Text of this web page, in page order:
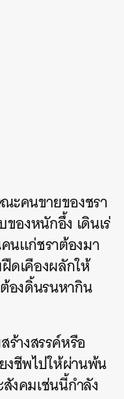
ะคนขายของชรา
องหนักอึ้ง เดินเร่
นแก่ชราต้องมา
ดเคืองผลักให้
องดิ้นรนหากิน
ร้างสรรค์หรือ
งชีพไปให้ผ่านพ้น
งคมเช่นนี้กำลัง
EMAIL